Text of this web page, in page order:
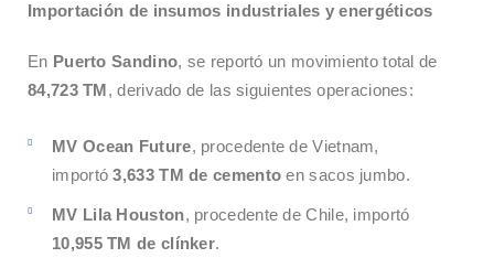
Importación de insumos industriales y energéticos
En Puerto Sandino, se reportó un movimiento total de
84,723 TM, derivado de las siguientes operaciones:
MV Ocean Future, procedente de Vietnam,
importó3,633 TM de cemento en sacos jumbo.
MV Lila Houston, procedente de Chile, importó
10,955 TM de clínker.